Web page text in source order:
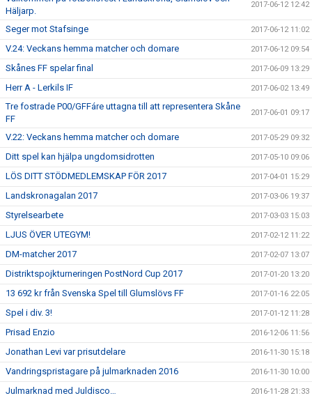
Häljarp.
2017-06-12 12:42
Seger mot Stafsinge 2017-06-12 11:02
V.24: Veckans hemma matcher och domare 2017-06-12 09:54
Skånes FF spelar final 2017-06-09 13:29
Herr A - Lerkils IF 2017-06-02 13:49
Tre fostrade P00/GFFáre uttagna till att representera Skåne
FF
2017-06-01 09:17
V.22: Veckans hemma matcher och domare 2017-05-29 09:32
Ditt spel kan hjälpa ungdomsidrotten 2017-05-10 09:06
LÖS DITT STÖDMEDLEMSKAP FÖR 2017 2017-04-01 15:29
Landskronagalan 2017 2017-03-06 19:37
Styrelsearbete 2017-03-03 15:03
LJUS ÖVER UTEGYM! 2017-02-12 11:22
DM-matcher 2017 2017-02-07 13:07
Distriktspojkturneringen PostNord Cup 2017 2017-01-20 13:20
13 692 kr från Svenska Spel till Glumslövs FF 2017-01-16 22:05
Spel i div. 3! 2017-01-12 11:28
Prisad Enzio 2016-12-06 11:56
Jonathan Levi var prisutdelare 2016-11-30 15:18
Vandringspristagare på julmarknaden 2016 2016-11-30 10:00
Julmarknad med Juldisco… 2016-11-28 21:33